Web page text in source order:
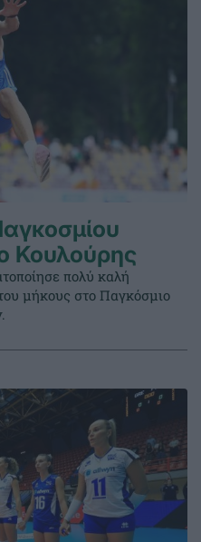
Κουλούρης
πολύ καλή
μήκους στο Παγκόσμιο